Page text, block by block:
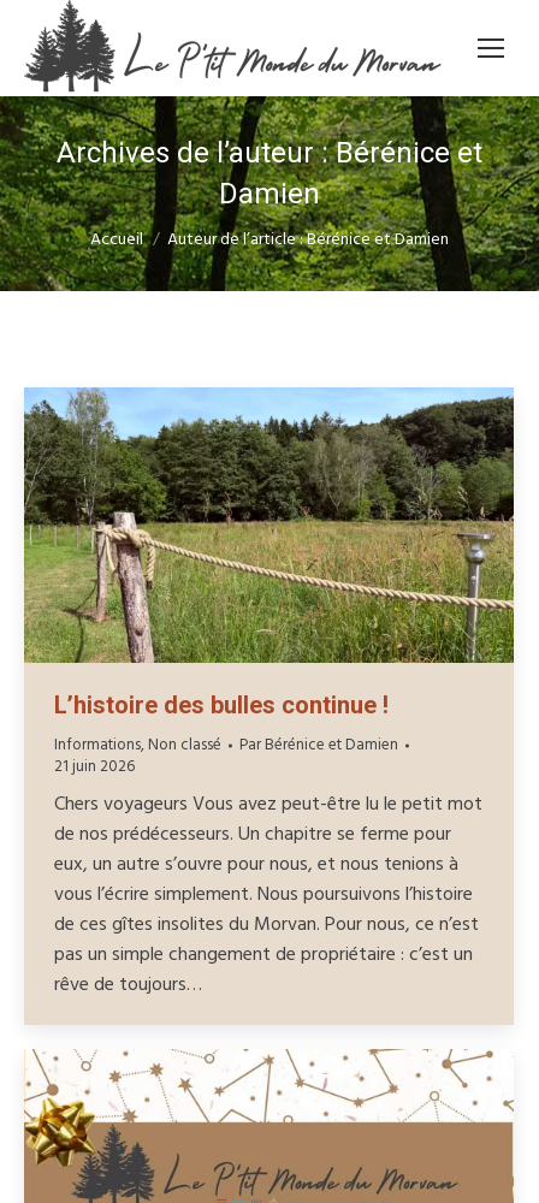
Archives de l’auteur :Bérénice et
Damien
Vous êtes ici :
Accueil Auteur de l’article : Bérénice et Damien
L’histoire des bulles continue !
Informations,Non classé ParBérénice et Damien
21 juin 2026
⁠Chers voyageurs Vous avez peut-être lu le petit mot
de nos prédécesseurs. Un chapitre se ferme pour
eux, un autre s’ouvre pour nous, et nous tenions à
vous l’écrire simplement. Nous poursuivons l’histoire
de ces gîtes insolites du Morvan. Pour nous, ce n’est
pas un simple changement de propriétaire : c’est un
rêve de toujours…